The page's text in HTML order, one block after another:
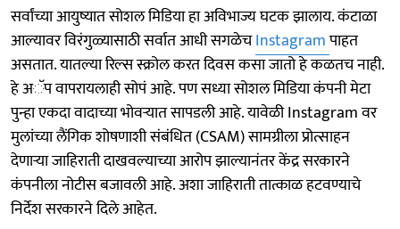
सर्वांच्या आयुष्यात सोशल मिडिया हा अविभाज्य घटक झालाय. कंटाळा
आल्यावर विरंगुळ्यासाठी सर्वात आधी सगळेचInstagramपाहत
असतात. यातल्या रिल्स स्क्रोल करत दिवस कसा जातो हे कळतच नाही.
हे अॅप वापरायलाही सोपं आहे. पण सध्या सोशल मिडिया कंपनी मेटा
पुन्हा एकदा वादाच्या भोवऱ्यात सापडली आहे. यावेळी Instagram वर
मुलांच्या लैंगिक शोषणाशी संबंधित (CSAM) सामग्रीला प्रोत्साहन
देणाऱ्या जाहिराती दाखवल्याच्या आरोप झाल्यानंतर केंद्र सरकारने
कंपनीला नोटीस बजावली आहे. अशा जाहिराती तात्काळ हटवण्याचे
निर्देश सरकारने दिले आहेत.